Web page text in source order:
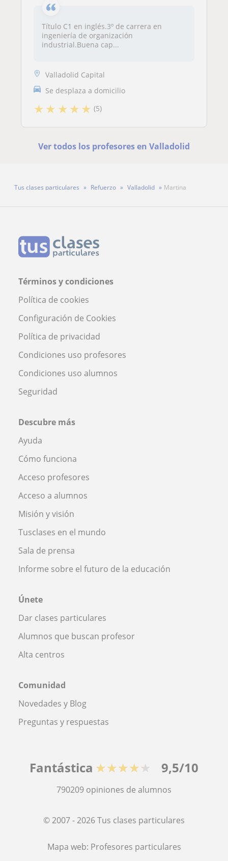
Título C1 en inglés.3º de carrera en
ingeniería de organización
industrial.Buena cap...
Valladolid Capital
Se desplaza a domicilio
★★ ★★★ (5)
Ver todos los profesores en Valladolid
Tus clases particulares Refuerzo Valladolid Martina
Términos y condiciones
Política de cookies
Configuración de Cookies
Política de privacidad
Condiciones uso profesores
Condiciones uso alumnos
Seguridad
Descubre más
Ayuda
Cómo funciona
Acceso profesores
Acceso a alumnos
Misión y visión
Tusclases en el mundo
Sala de prensa
Informe sobre el futuro de la educación
Únete
Dar clases particulares
Alumnos que buscan profesor
Alta centros
Comunidad
Novedades y Blog
Preguntas y respuestas
Fantástica ★★★★★ 9,5/10
790209 opiniones de alumnos
© 2007 - 2026 Tus clases particulares
Mapa web: Profesores particulares